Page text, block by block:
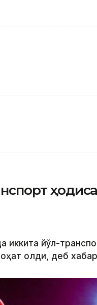
иккита йўл-
олди, деб